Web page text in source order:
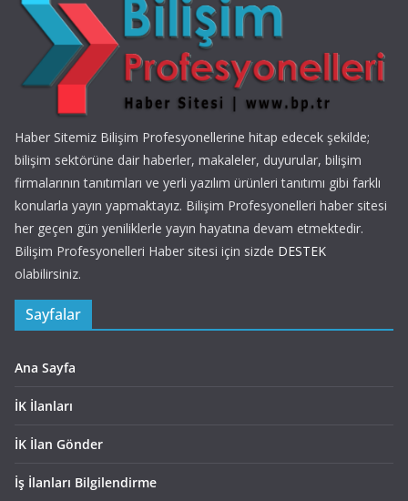
Haber Sitemiz Bilişim Profesyonellerine hitap edecek şekilde;
bilişim sektörüne dair haberler, makaleler, duyurular, bilişim
firmalarının tanıtımları ve yerli yazılım ürünleri tanıtımı gibi farklı
konularla yayın yapmaktayız. Bilişim Profesyonelleri haber sitesi
her geçen gün yeniliklerle yayın hayatına devam etmektedir.
Bilişim Profesyonelleri Haber sitesi için sizde DESTEK
olabilirsiniz.
Sayfalar
Ana Sayfa
İK İlanları
İK İlan Gönder
İş İlanları Bilgilendirme